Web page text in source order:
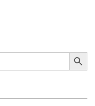
Search Button